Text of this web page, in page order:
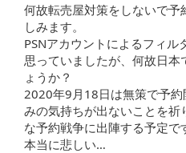
何故転売屋対策をしないで
しみます。
PSNアカウントによるフィル
思っていましたが、何故日本
ょうか？
2020年9月18日は無策で予約
みの気持ちが出ないことを
な予約戦争に出陣する予定で
本当に悲しい…